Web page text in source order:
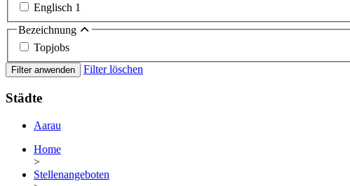
Englisch 1
Bezeichnung
Topjobs
Filter anwenden Filter löschen
Städte
Aarau
Home
>
Stellenangeboten